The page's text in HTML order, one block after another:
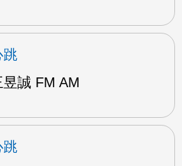
跳
誠 FM AM
跳